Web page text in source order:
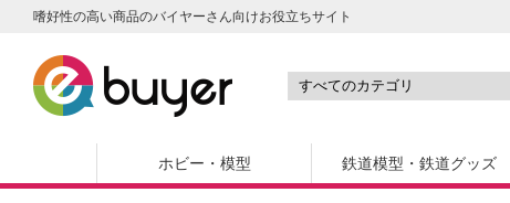
嗜好性の高い商品のバイヤーさん向けお役立ちサイト
ホビー・模型 鉄道模型・鉄道グッズ